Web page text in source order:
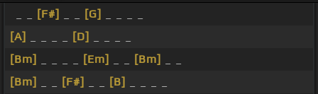
[F#] [G]
[A]
[D]
[Bm]
[Em] [Bm]
[Bm]
[F#] [B]